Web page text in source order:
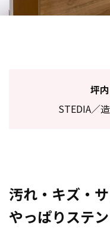
坪
STEDIA／
汚れ・キズ・
やっぱりステ